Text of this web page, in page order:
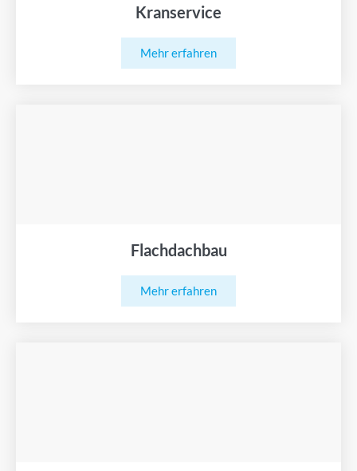
Kranservice
Mehr erfahren
Flachdachbau
Mehr erfahren